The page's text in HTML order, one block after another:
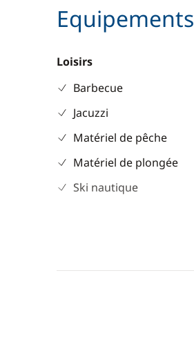
Equipements
Loisirs
Barbecue
Jacuzzi
Matériel de pêche
Matériel de plongée
Ski nautique